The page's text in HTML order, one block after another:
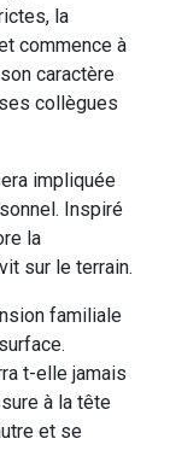
la
commence à
caractère
collègues
impliquée
Inspiré
la
sur le terrain.
familiale
t-elle jamais
à la tête
et se